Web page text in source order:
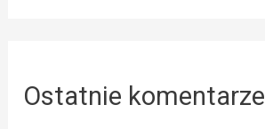
Ostatnie komentarze